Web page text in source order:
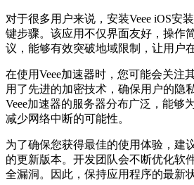
对于很多用户来说，安装Veee iOS安
键步骤。该应用不仅界面友好，操作
议，能够有效突破地域限制，让用户
在使用Veee加速器时，您可能会关注
用了先进的加密技术，确保用户的隐
Veee加速器的服务器分布广泛，能够
减少网络中断的可能性。
为了确保您获得最佳的使用体验，建
的更新版本。开发团队会不断优化软
全漏洞。因此，保持应用程序的最新